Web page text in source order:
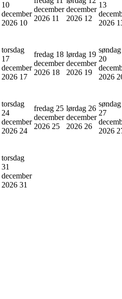
10
december
2026 10
december
2026 11
december
2026 12
13
2026
torsdag
17
december
2026 17
fredag 18
december
2026 18
lørdag 19
december
2026 19
søndag
20
2026
torsdag
24
december
2026 24
fredag 25
december
2026 25
lørdag 26
december
2026 26
søndag
27
2026
torsdag
31
december
2026 31